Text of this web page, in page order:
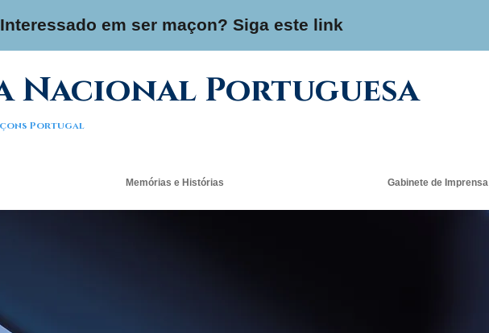
Interessado em ser maçon? Siga este link
Nacional Portuguesa
Portugal
Memórias e Histórias Gabinete de Imprensa